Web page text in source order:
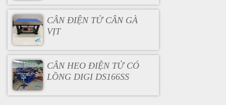
CÂN ĐIỆN TỬ CÂN GÀ
VỊT
CÂN HEO ĐIỆN TỬ CÓ
LỒNG DIGI DS166SS